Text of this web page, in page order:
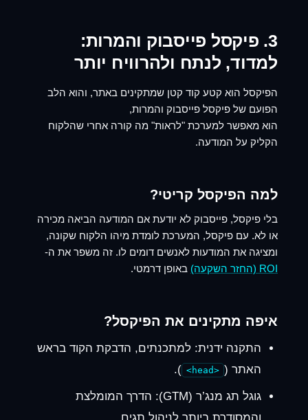
3. פיקסל פייסבוק והמרות:
למדוד, לנתח ולהרוויח יותר
הפיקסל הוא קטע קוד קטן שמתקינים באתר, והוא הלב
הפועם של פיקסל פייסבוק והמרות,
הוא מאפשר למערכת "לראות" מה קורה אחרי שהלקוח
הקליק על המודעה.
למה הפיקסל קריטי?
בלי פיקסל, פייסבוק לא יודעת אם המודעה הביאה מכירה
או לא. עם פיקסל, המערכת לומדת מיהו הלקוח שקונה,
ומציגה את המודעות לאנשים דומים לו. זה משפר את ה-
ROI (החזר השקעה)
באופן דרמטי.
איפה מתקינים את הפיקסל?
התקנה ידנית: למתכנתים, הדבקת הקוד בראש
האתר ( <head>
).
גוגל תג מנג’ר (GTM):
הדרך המומלצת